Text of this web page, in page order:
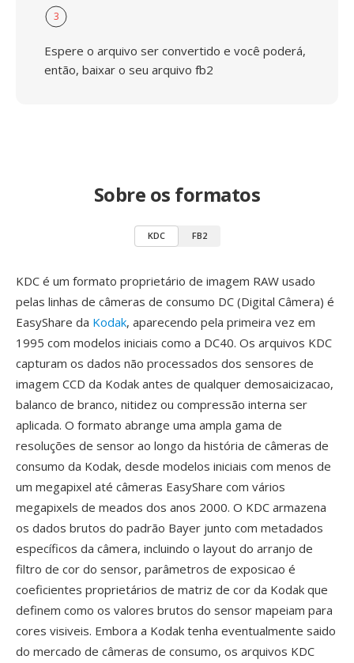
3
Espere o arquivo ser convertido e você poderá,
então, baixar o seu arquivo fb2
Sobre os formatos
KDC FB2
KDC é um formato proprietário de imagem RAW usado
pelas linhas de câmeras de consumo DC (Digital Câmera) é
EasyShare da Kodak, aparecendo pela primeira vez em
1995 com modelos iniciais como a DC40. Os arquivos KDC
capturam os dados não processados dos sensores de
imagem CCD da Kodak antes de qualquer demosaicizacao,
balanco de branco, nitidez ou compressão interna ser
aplicada. O formato abrange uma ampla gama de
resoluções de sensor ao longo da história de câmeras de
consumo da Kodak, desde modelos iniciais com menos de
um megapixel até câmeras EasyShare com vários
megapixels de meados dos anos 2000. O KDC armazena
os dados brutos do padrão Bayer junto com metadados
específicos da câmera, incluindo o layout do arranjo de
filtro de cor do sensor, parâmetros de exposicao é
coeficientes proprietários de matriz de cor da Kodak que
definem como os valores brutos do sensor mapeiam para
cores visiveis. Embora a Kodak tenha eventualmente saido
do mercado de câmeras de consumo, os arquivos KDC